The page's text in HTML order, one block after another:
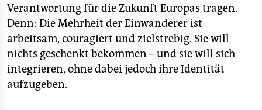
Verantwortung für die Zukunft Europas tragen.
Denn: Die Mehrheit der Einwanderer ist
arbeitsam, couragiert und zielstrebig. Sie will
nichts geschenkt bekommen – und sie will sich
integrieren, ohne dabei jedoch ihre Identität
aufzugeben.